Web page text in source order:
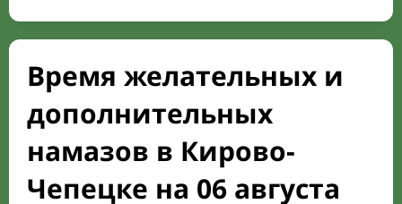
Время желательных и
дополнительных
намазов в Кирово-
Чепецке на 06 августа